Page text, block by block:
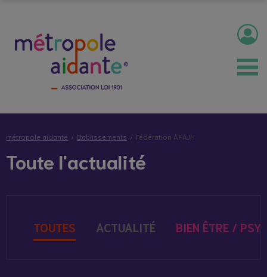
métropole aidante Etablissements Fédération APAJH
Toute l'actualité
TOUTES ACTUALITÉ BIEN ÊTRE /